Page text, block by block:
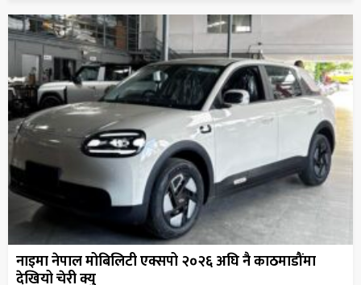
नाइमा नेपाल मोबिलिटी एक्सपो २०२६ अघि नै काठमाडौंमा
देखियो चेरी क्यु